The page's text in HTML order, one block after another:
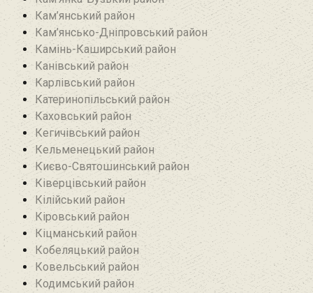
Кам’янський район
Кам’янсько-Дніпровський район‎
Камінь-Каширський район
Канівський район
Карлівський район
Катеринопільський район
Каховський район
Кегичівський район
Кельменецький район
Києво-Святошинський район
Ківерцівський район‎
Кілійський район
Кіровський район
Кіцманський район
Кобеляцький район‎
Ковельський район
Кодимський район